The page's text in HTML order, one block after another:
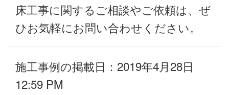
床工事に関するご相談やご依頼は、ぜ
ひお気軽にお問い合わせください。
施工事例の掲載日：2019年4月28日
12:59 PM